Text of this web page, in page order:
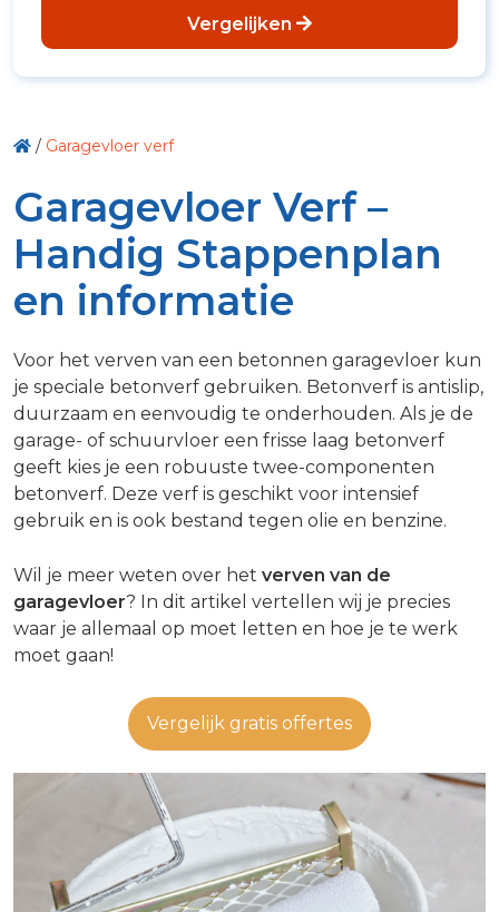
Vergelijken
/ Garagevloer verf
Garagevloer Verf –
Handig Stappenplan
en informatie
Voor het verven van een betonnen garagevloer kun
je speciale betonverf gebruiken. Betonverf is antislip,
duurzaam en eenvoudig te onderhouden. Als je de
garage- of schuurvloer een frisse laag betonverf
geeft kies je een robuuste twee-componenten
betonverf. Deze verf is geschikt voor intensief
gebruik en is ook bestand tegen olie en benzine.
Wil je meer weten over het verven van de
garagevloer? In dit artikel vertellen wij je precies
waar je allemaal op moet letten en hoe je te werk
moet gaan!
Vergelijk gratis offertes